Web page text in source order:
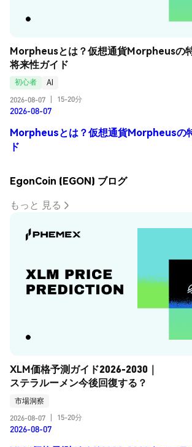
Morpheusとは？仮想通貨Morpheusの
将来性ガイド
初心者
AI
2026-08-07
15-20分
2026-08-07
Morpheusとは？仮想通貨Morpheusの
ド
EgonCoin (EGON) ブログ
もっと 見る
XLM価格予測ガイド2026-2030｜
ステラルーメン今後回復する？
市場洞察
2026-08-07
15-20分
2026-08-07